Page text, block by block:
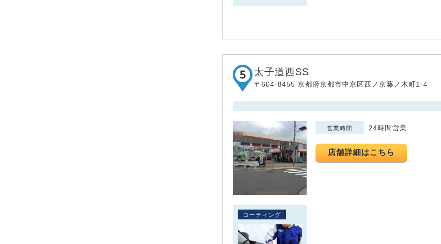
太子道西SS
〒604-8455 京都府京都市中京区西ノ京藤ノ木町1-4
営業時間 24時間営業
店舗詳細はこちら
コーティング